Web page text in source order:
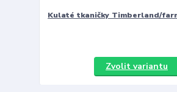
Kulaté tkaničky Timberland/
Zvolit variantu